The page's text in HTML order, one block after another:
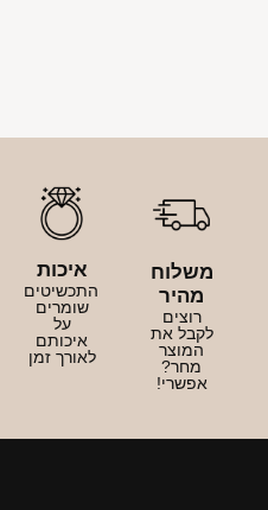
משלוח
מהיר
רוצים
לקבל את
המוצר
מחר?
אפשרי!
איכות
התכשיטים
שומרים
על
איכותם
לאורך זמן